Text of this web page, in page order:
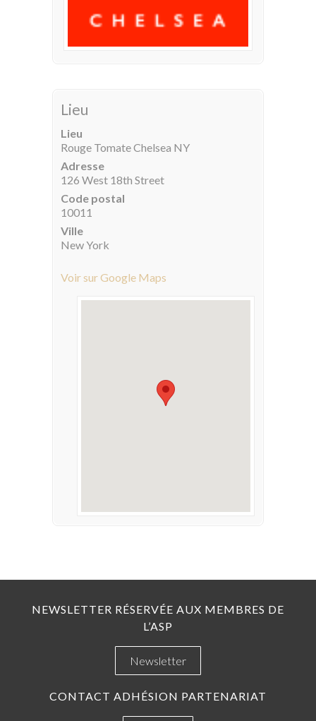
Lieu
Lieu
Rouge Tomate Chelsea NY
Adresse
126 West 18th Street
Code postal
10011
Ville
New York
Voir sur Google Maps
NEWSLETTER RÉSERVÉE AUX MEMBRES DE
L’ASP
Newsletter
CONTACT ADHÉSION PARTENARIAT